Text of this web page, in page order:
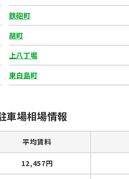
要確認
物件No. 33129
要確認
物件No. 33498
鉄砲町
胡町
上八丁堀
東白島町
車場相場情報
平均賃料
12,457円